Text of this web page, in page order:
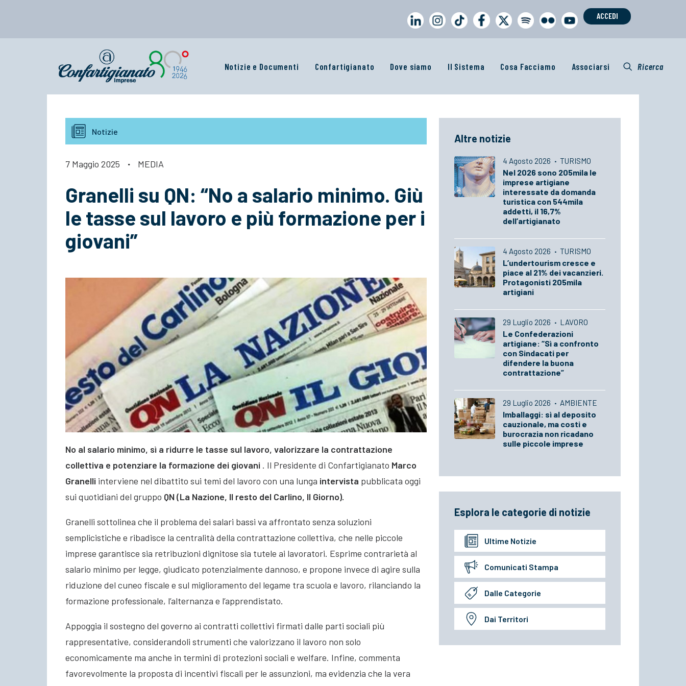
ACCEDI
Notizie e Documenti Confartigianato Dove siamo Il Sistema Cosa Facciamo Associarsi Ricerca
Notizie
7 Maggio 2025 · MEDIA
Granelli su QN: “No a salario minimo. Giù
le tasse sul lavoro e più formazione per i
giovani”
No al salario minimo, sì a ridurre le tasse sul lavoro, valorizzare la contrattazione
collettiva e potenziare la formazione dei giovani . Il Presidente di Confartigianato Marco
Granelli interviene nel dibattito sui temi del lavoro con una lunga intervista pubblicata oggi
sui quotidiani del gruppo QN (La Nazione, Il resto del Carlino, Il Giorno).
Granelli sottolinea che il problema dei salari bassi va affrontato senza soluzioni
semplicistiche e ribadisce la centralità della contrattazione collettiva, che nelle piccole
imprese garantisce sia retribuzioni dignitose sia tutele ai lavoratori. Esprime contrarietà al
salario minimo per legge, giudicato potenzialmente dannoso, e propone invece di agire sulla
riduzione del cuneo fiscale e sul miglioramento del legame tra scuola e lavoro, rilanciando la
formazione professionale, l’alternanza e l’apprendistato.
Appoggia il sostegno del governo ai contratti collettivi firmati dalle parti sociali più
rappresentative, considerandoli strumenti che valorizzano il lavoro non solo
economicamente ma anche in termini di protezioni sociali e welfare. Infine, commenta
favorevolmente la proposta di incentivi fiscali per le assunzioni, ma evidenzia che la vera
Altre notizie
4 Agosto 2026 · TURISMO
Nel 2026 sono 205mila le
imprese artigiane
interessate da domanda
turistica con 544mila
addetti, il 16,7%
dell’artigianato
4 Agosto 2026 · TURISMO
L’undertourism cresce e
piace al 21% dei vacanzieri.
Protagonisti 205mila
artigiani
29 Luglio 2026 · LAVORO
Le Confederazioni
artigiane: “Sì a confronto
con Sindacati per
difendere la buona
contrattazione”
29 Luglio 2026 · AMBIENTE
Imballaggi: sì al deposito
cauzionale, ma costi e
burocrazia non ricadano
sulle piccole imprese
Esplora le categorie di notizie
Ultime Notizie
Comunicati Stampa
Dalle Categorie
Dai Territori